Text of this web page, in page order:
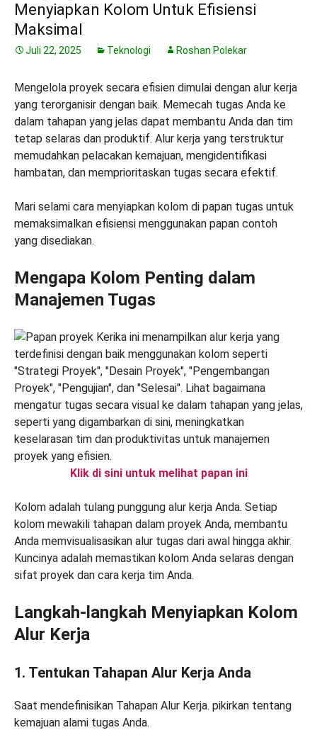
Menyiapkan Kolom Untuk Efisiensi
Maksimal
Juli 22, 2025 Teknologi Roshan Polekar
Mengelola proyek secara efisien dimulai dengan alur kerja
yang terorganisir dengan baik. Memecah tugas Anda ke
dalam tahapan yang jelas dapat membantu Anda dan tim
tetap selaras dan produktif. Alur kerja yang terstruktur
memudahkan pelacakan kemajuan, mengidentifikasi
hambatan, dan memprioritaskan tugas secara efektif.
Mari selami cara menyiapkan kolom di papan tugas untuk
memaksimalkan efisiensi menggunakan papan contoh
yang disediakan.
Mengapa Kolom Penting dalam
Manajemen Tugas
Klik di sini untuk melihat papan ini
Kolom adalah tulang punggung alur kerja Anda. Setiap
kolom mewakili tahapan dalam proyek Anda, membantu
Anda memvisualisasikan alur tugas dari awal hingga akhir.
Kuncinya adalah memastikan kolom Anda selaras dengan
sifat proyek dan cara kerja tim Anda.
Langkah-langkah Menyiapkan Kolom
Alur Kerja
1. Tentukan Tahapan Alur Kerja Anda
Saat mendefinisikan Tahapan Alur Kerja. pikirkan tentang
kemajuan alami tugas Anda.